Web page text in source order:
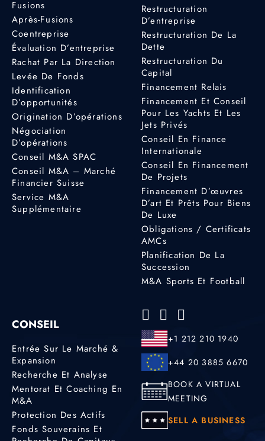
Fusions
Après-Fusions
Coentreprise
Évaluation D’entreprise
Rachat Par La Direction
Levée De Fonds
Identification
D’opportunités
Origination D’opérations
Négociation
D’opérations
Conseil M&A SPAC
Conseil M&A – Marché
Financier Suisse
Service M&A
Supplémentaire
Restructuration
D’entreprise
Restructuration De La
Dette
Restructuration Du
Capital
Financement Relais
Financement Et Conseil
Pour Les Yachts Et Les
Jets Privés
Conseil En Finance
Internationale
Conseil En Financement
De Projets
Financement D’œuvres
D’art Et Prêts Pour Biens
De Luxe
Obligations / Certificats
AMCs
Planification De La
Succession
M&A Sports Et Football
CONSEIL
Entrée Sur Le Marché &
Expansion
Recherche Et Analyse
Mentorat Et Coaching En
M&A
Protection Des Actifs
Fonds Souverains Et
+1 212 210 1940
+44 20 3885 6670
BOOK A VIRTUAL
MEETING
SELL A BUSINESS